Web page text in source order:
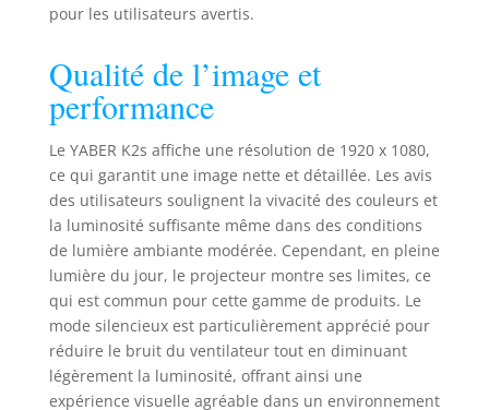
pour les utilisateurs avertis.
Qualité de l’image et
performance
Le YABER K2s affiche une résolution de 1920 x 1080,
ce qui garantit une image nette et détaillée. Les avis
des utilisateurs soulignent la vivacité des couleurs et
la luminosité suffisante même dans des conditions
de lumière ambiante modérée. Cependant, en pleine
lumière du jour, le projecteur montre ses limites, ce
qui est commun pour cette gamme de produits. Le
mode silencieux est particulièrement apprécié pour
réduire le bruit du ventilateur tout en diminuant
légèrement la luminosité, offrant ainsi une
expérience visuelle agréable dans un environnement